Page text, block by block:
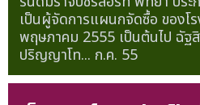
เป็นผู้จัดการแผนกจัดซื้อ ของโ
พฤษภาคม 2555 เป็นต้นไป ฉัฐ
ปริญญาโท... ก.ค. 55